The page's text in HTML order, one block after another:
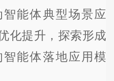
能体典型场景应
化提升，探索形成
能体落地应用模